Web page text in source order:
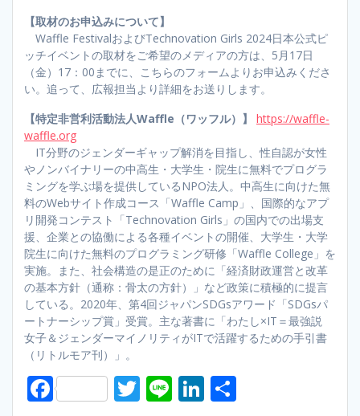
【取材のお申込みについて】
Waffle FestivalおよびTechnovation Girls 2024日本公式ピ
ッチイベントの取材をご希望のメディアの方は、5月17日
（金）17：00までに、こちらのフォームよりお申込みくださ
い。追って、広報担当より詳細をお送りします。
【特定非営利活動法人Waffle（ワッフル）】
https://waffle-
waffle.org
IT分野のジェンダーギャップ解消を目指し、性自認が女性
やノンバイナリーの中高生・大学生・院生に無料でプログラ
ミングを学ぶ場を提供しているNPO法人。中高生に向けた無
料のWebサイト作成コース「Waffle Camp」、国際的なアプ
リ開発コンテスト「Technovation Girls」の国内での出場支
援、企業との協働による各種イベントの開催、大学生・大学
院生に向けた無料のプログラミング研修「Waffle College」を
実施。また、社会構造の是正のために「経済財政運営と改革
の基本方針（通称：骨太の方針）」など政策に積極的に提言
している。2020年、第4回ジャパンSDGsアワード「SDGsパ
ートナーシップ賞」受賞。主な著書に「わたし×IT＝最強説
女子＆ジェンダーマイノリティがITで活躍するための手引書
（リトルモア刊）」。
F T Li Li